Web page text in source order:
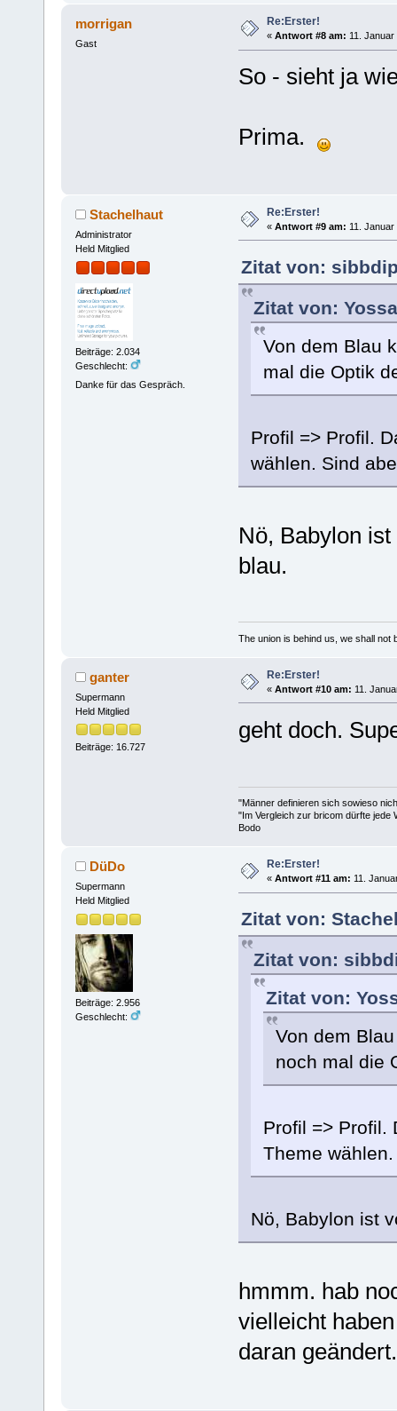
morrigan
Gast
Re:Erster!
« Antwort #8 am: 11. Januar
So - sieht ja
Prima.
Stachelhaut
Administrator
Held Mitglied
Beiträge: 2.034
Geschlecht:
Danke für das Gespräch.
Re:Erster!
« Antwort #9 am: 11.
Zitat von:
Zitat von:
Von dem Blau
mal die Optik
Profil => Profil.
wählen. Sind
Nö, Babylon
blau.
The union is behind us, we shall not
ganter
Supermann
Held Mitglied
Beiträge: 16.727
Re:Erster!
« Antwort #10 am: 11.
geht doch.
"Männer definieren sich sowieso
"Im Vergleich zur bricom dürfte jede
Bodo
DüDo
Supermann
Held Mitglied
Beiträge: 2.956
Geschlecht:
Re:Erster!
« Antwort #11 am: 11.
Zitat von:
Zitat von:
Zitat von:
Von dem
noch mal die
Profil => Profil.
Theme
Nö, Babylon ist
hmmm. hab
vielleicht
daran